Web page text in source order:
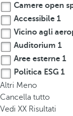
p
o
p
u
p
.
Camere open
Accessibile 1
Vicino agli
Auditorium 1
Aree esterne 1
Politica ESG 1
Altri Meno
Cancella tutto
Vedi XX Risultati